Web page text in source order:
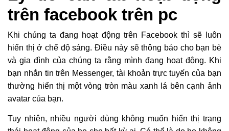
trên facebook trên pc
Khi chúng ta đang hoạt động trên Facebook thì sẽ luôn
hiển thị ở chế độ sáng. Điều này sẽ thông báo cho bạn bè
và gia đình của chúng ta rằng mình đang hoạt động. Khi
bạn nhắn tin trên Messenger, tài khoản trực tuyến của bạn
thường hiển thị một vòng tròn màu xanh lá bên cạnh ảnh
avatar của bạn.
Tuy nhiên, nhiều người dùng không muốn hiển thị trạng